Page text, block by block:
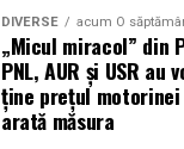
DIVERSE acum O
„Micul miracol” din
PNL, AUR și USR
ține prețul motorinei
arată măsura